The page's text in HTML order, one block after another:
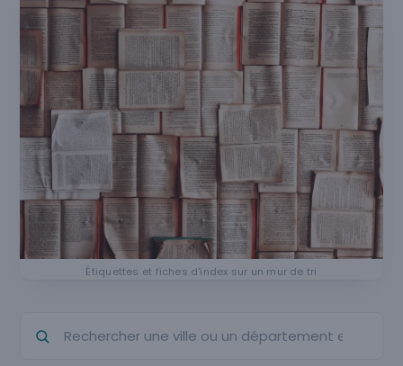
Étiquettes et fiches d'index sur un mur de tri